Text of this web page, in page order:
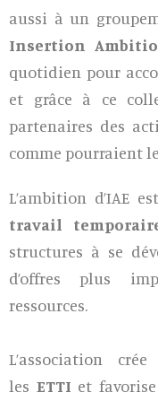
aussi à un
Insertion
quotidien pour
et grâce à ce
partenaires des
comme pourraient
L’ambition d’IAE
travail
structures à se
d’offres plus
ressources.
L’association
lesETTI et